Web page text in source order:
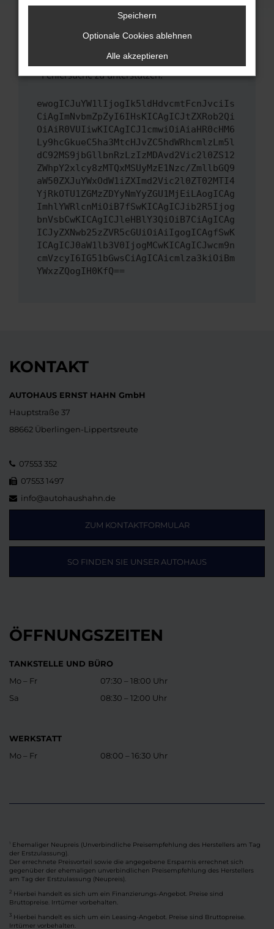
Wende dich an den Webseitenbetreiber.
Wenn du alle oben genannten Schritte versucht
hast, kontaktiere uns bitte. Wir werden
uns diesen Text schicken, um uns bei der
Fehlersuche zu unterstützen:
ewogICJuYW1lIjogIk5ldHdvcmtFcnJvciIs
CiAgImNvbmZpZyI6IHsKICAgICJtZXRob2Qi
OiAiR0VUIiwKICAgICJ1cmwiOiAiaHR0cHM6
Ly9hcGkueC5ha3MtcHJvZC5hdWRhcmlzLm5l
dC92MS9jbGllbnRzLzIzMDAvd2Vic2l0ZS12
ZWhpY2xlcy8zMTQxMSUyMzE1Nzc/ZmllbGQ9
aW50ZXJuYWxOdW1iZXImd2Vic2l0ZT02MTI4
YjRkOTU1ZGMzZDYyNmYyZGU1MjEiLAogICAg
ImhlYWRlcnMiOiB7fSwKICAgICJib2R5Ijog
bnVsbCwKICAgICJleHBlY3QiOiB7CiAgICAg
ICJyZXNwb25zZVR5cGUiOiAiIgogICAgfSwK
ICAgICJ0aW1lb3V0IjogMCwKICAgICJwcm9n
cmVzcyI6IG51bGwsCiAgICAicmlza3kiOiBm
YWxzZQogIH0KfQ==
KONTAKT
AUTOHAUS ERNST HAHN GmbH
Hauptstraße 37
88662 Überlingen-Lippertsreute
07553 352
07553 1497
info@autohaushahn.de
ZUM KONTAKTFORMULAR
SO FINDEN SIE UNSER AUTOHAUS
ÖFFNUNGSZEITEN
TANKSTELLE UND BÜRO
Mo – Fr
Sa
07:30 – 18:00 Uhr
08:30 – 12:00 Uhr
WERKSTATT
Mo – Fr
08:00 – 16:30 Uhr
Ehemaliger Neupreis (Unverbindliche Preisempfehlung des Herstellers am Tag
der Erstzulassung).
Der errechnete Preisvorteil sowie die angegebene Ersparnis errechnet sich
gegenüber der ehemaligen unverbindlichen Preisempfehlung des Herstellers
am Tag der Erstzulassung (Neupreis).
2 Hierbei handelt es sich um ein Finanzierungs-Angebot. Preise sind
Bruttopreise. Irrtümer vorbehalten.
3 Hierbei handelt es sich um ein Leasing-Angebot. Preise sind Bruttopreise.
Irrtümer vorbehalten.
Speichern
Optionale Cookies ablehnen
Alle akzeptieren